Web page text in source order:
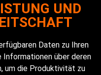
UND
Daten zu Ihren
Informationen über deren
um die Produktivität zu